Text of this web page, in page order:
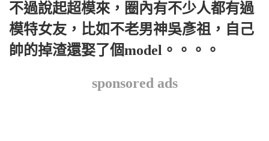
不過說起超模來，圈內有不少人都有過
模特女友，比如不老男神吳彥祖，自己
帥的掉渣還娶了個model。。。。
sponsored ads